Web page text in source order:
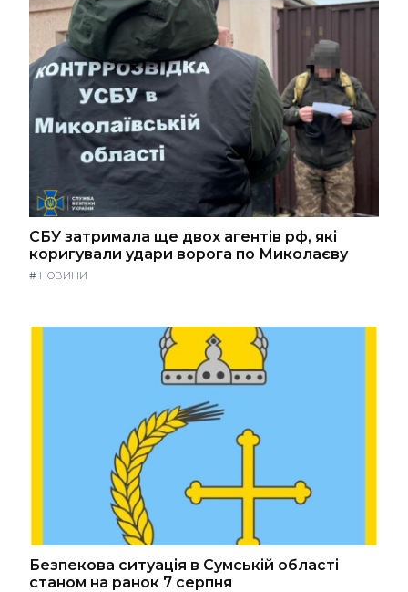
СБУ затримала ще двох агентів рф, які
коригували удари ворога по Миколаєву
# НОВИНИ
Безпекова ситуація в Сумській області
станом на ранок 7 серпня